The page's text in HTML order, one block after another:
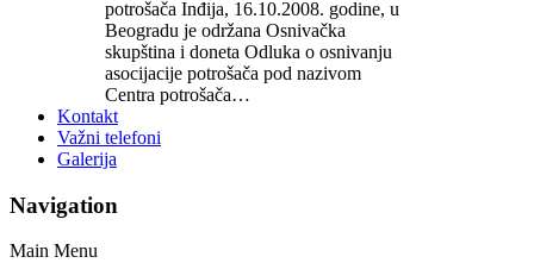
potrošača Inđija, 16.10.2008. godine, u
Beogradu je održana Osnivačka
skupština i doneta Odluka o osnivanju
asocijacije potrošača pod nazivom
Centra potrošača…
Kontakt
Važni telefoni
Galerija
Navigation
Main Menu